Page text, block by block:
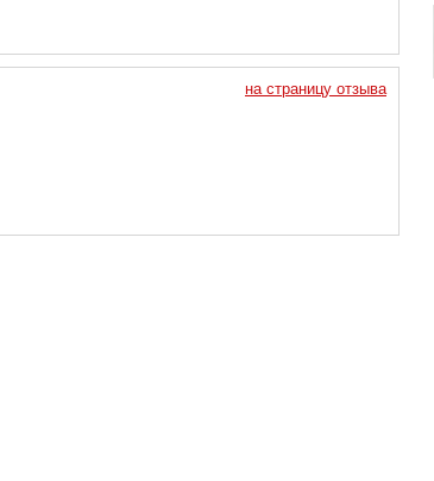
на страницу отзыва